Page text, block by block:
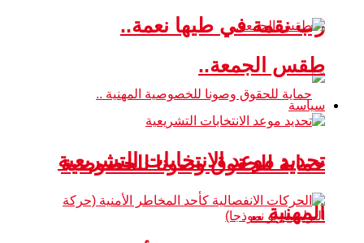
رب نقمة في طيها نعمة..
حماية للحقوق وصونا للخصوصية
المهنية ..
طقس الجمعة..
سياسة
تحديد موعد الانتخابات التشريعية